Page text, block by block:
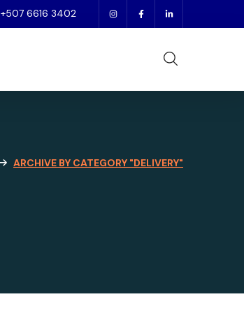
+507 6616 3402
ARCHIVE BY CATEGORY "DELIVERY"